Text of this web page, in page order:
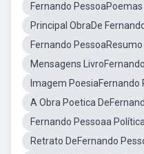
Fernando PessoaPoemas
Principal ObraDe
Fernando PessoaResumo
Mensagens
Imagem PoesiaFernando
A Obra Poetica
Fernando Pessoaa
Retrato DeFernando